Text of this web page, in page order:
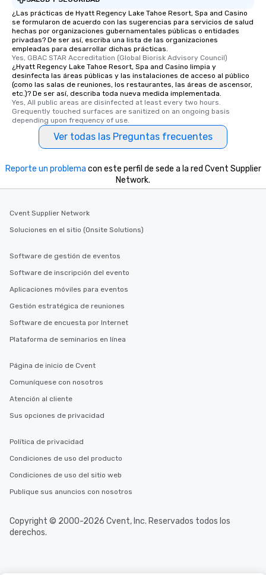
¿Las prácticas de Hyatt Regency Lake Tahoe Resort, Spa and Casino
se formularon de acuerdo con las sugerencias para servicios de salud
hechas por organizaciones gubernamentales públicas o entidades
privadas? De ser así, escriba una lista de las organizaciones
empleadas para desarrollar dichas prácticas.
Yes, GBAC STAR Accreditation (Global Biorisk Advisory Council)
¿Hyatt Regency Lake Tahoe Resort, Spa and Casino limpia y
desinfecta las áreas públicas y las instalaciones de acceso al público
(como las salas de reuniones, los restaurantes, las áreas de ascensor,
etc.)? De ser así, describa toda nueva medida implementada.
Yes, All public areas are disinfected at least every two hours.
Grequently touched surfaces are sanitized on an ongoing basis
depending upon frequency of use.
Ver todas las Preguntas frecuentes
Reporte un problema con este perfil de sede a la red Cvent Supplier
Network.
Cvent Supplier Network
Soluciones en el sitio (Onsite Solutions)
Software de gestión de eventos
Software de inscripción del evento
Aplicaciones móviles para eventos
Gestión estratégica de reuniones
Software de encuesta por Internet
Plataforma de seminarios en línea
Página de inicio de Cvent
Comuníquese con nosotros
Atención al cliente
Sus opciones de privacidad
Política de privacidad
Condiciones de uso del producto
Condiciones de uso del sitio web
Publique sus anuncios con nosotros
Copyright © 2000-2026 Cvent, Inc. Reservados todos los
derechos.